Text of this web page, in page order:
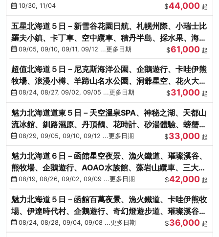
千歲)
10/30, 11/04 $44,000 起
五星北海道５日－新雪谷花園日航、札幌州際、小瑞士比
羅夫小鎮、卡丁車、空中纜車、積丹半島、採水果、海鮮
和牛螃蟹放題
09/05, 09/10, 09/11, 09/12 ...更多日期 $61,000 起
超值北海道５日－尼克斯海洋公園、企鵝遊行、卡哇伊熊
牧場、浪漫小樽、羊蹄山名水公園、洞爺星空、花火大
會、螃蟹懷石料理
08/24, 08/27, 09/02, 09/05 ...更多日期 $31,000 起
魅力北海道道東５日－天空溫泉SPA、神秘之湖、天都山
流冰館、釧路濕原、丹頂鶴、花時計、砂湯體驗、螃蟹吃
到飽08/29, 09/05, 09/10, 09/12 ...更多日期 $33,000 起
魅力北海道６日－函館星空夜景、漁火鐵道、璀璨溪谷、
熊牧場、企鵝遊行、AOAO水族館、藻岩山纜車、三大螃
蟹吃到飽
08/19, 08/26, 09/02, 09/09 ...更多日期 $42,000 起
魅力北海道５日－函館百萬夜景、漁火鐵道、卡哇伊熊牧
場、伊達時代村、企鵝遊行、奇幻燈遊步道、璀璨溪谷、
人氣NO1小丑漢堡
08/24, 08/28, 09/04, 09/08 ...更多日期 $36,000 起